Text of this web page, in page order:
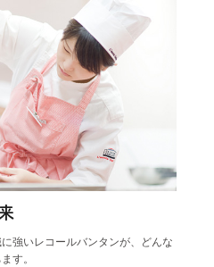
強いレコールバンタンが、どんな
す。